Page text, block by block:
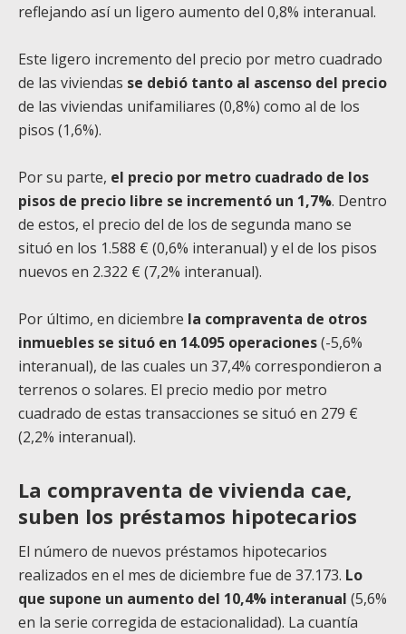
reflejando así un ligero aumento del 0,8% interanual.
Este ligero incremento del precio por metro cuadrado
de las viviendas se debió tanto al ascenso del precio
de las viviendas unifamiliares (0,8%) como al de los
pisos (1,6%).
Por su parte, el precio por metro cuadrado de los
pisos de precio libre se incrementó un 1,7%. Dentro
de estos, el precio del de los de segunda mano se
situó en los 1.588 € (0,6% interanual) y el de los pisos
nuevos en 2.322 € (7,2% interanual).
Por último, en diciembre la compraventa de otros
inmuebles se situó en 14.095 operaciones(-5,6%
interanual), de las cuales un 37,4% correspondieron a
terrenos o solares. El precio medio por metro
cuadrado de estas transacciones se situó en 279 €
(2,2% interanual).
La compraventa de vivienda cae,
suben los préstamos hipotecarios
El número de nuevos préstamos hipotecarios
realizados en el mes de diciembre fue de 37.173. Lo
que supone un aumento del 10,4% interanual (5,6%
en la serie corregida de estacionalidad). La cuantía